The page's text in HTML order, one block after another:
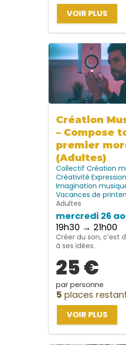
VOIR PLUS
Création
– Compose
premier
(Adultes)
Collectif Création
Créativité Expression
Imagination
Vacances de
Adultes
mercredi 26
19h30 → 21h00
Créer du son, c’est
à ses idées.
25 €
par personne
5 places
VOIR PLUS